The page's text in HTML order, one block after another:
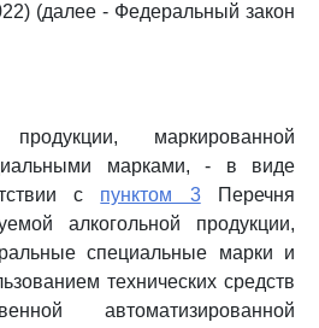
(далее - Федеральный закон
маркированной
марками, - в виде
с пунктом 3Перечня
алкогольной продукции,
специальные марки и
технических средств
автоматизированной